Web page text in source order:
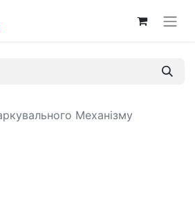
Механізму